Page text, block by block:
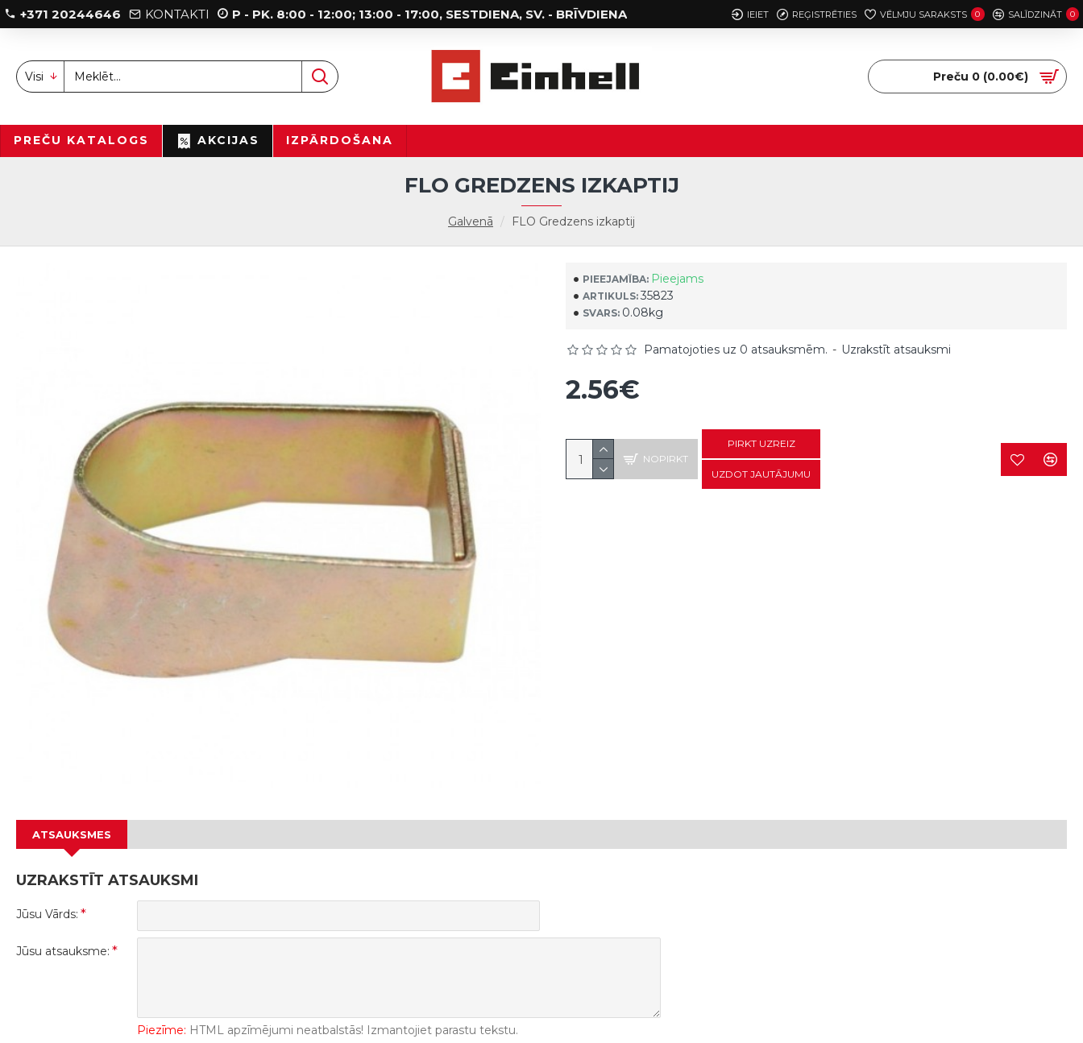
+371 20244646 KONTAKTI P - PK. 8:00 - 12:00; 13:00 - 17:00, SESTDIENA, SV. - BRĪVDIENA IEIET REĢISTRĒTIES VĒLMJU SARAKSTS 0 SALĪDZINĀT 0
Visi Preču 0 (0.00€)
PREČU KATALOGS AKCIJAS IZPĀRDOŠANA
Galvenā FLO Gredzens izkaptij
FLO GREDZENS IZKAPTIJ
PIEEJAMĪBA: Pieejams
ARTIKULS: 35823
SVARS: 0.08kg
Pamatojoties uz 0 atsauksmēm. - Uzrakstīt atsauksmi
2.56€
NOPIRKT
PIRKT UZREIZ
UZDOT JAUTĀJUMU
ATSAUKSMES
UZRAKSTĪT ATSAUKSMI
Jūsu Vārds:
Jūsu atsauksme:
Piezīme: HTML apzīmējumi neatbalstās! Izmantojiet parastu tekstu.